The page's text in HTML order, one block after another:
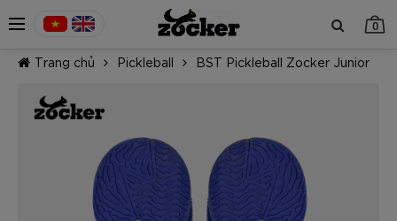
0
TIẾP TỤC MUA HÀNG
Trang chủ Pickleball BST Pickleball Zocker Junior